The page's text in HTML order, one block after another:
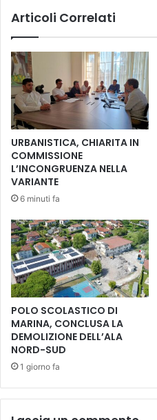
r
l
l
o
n
s
t
i
c
a
c
o
n
Q
R
c
o
d
e
d
a
v
n
g
p
e
n
s
a
a
l
2
0
9
c
o
n
‘
L
a
T
r
a
v
i
Articoli Correlati
URBANISTICA, CHIARITA IN
COMMISSIONE
L’INCONGRUENZA NELLA
VARIANTE
6 minuti fa
POLO SCOLASTICO DI
MARINA, CONCLUSA LA
DEMOLIZIONE DELL’ALA
NORD-SUD
1 giorno fa